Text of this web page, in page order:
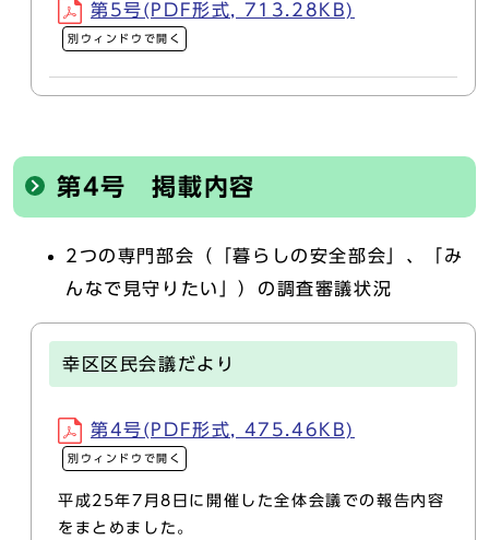
第5号(PDF形式, 713.28KB)
別ウィンドウで開く
第4号 掲載内容
2つの専門部会（「暮らしの安全部会」、「み
んなで見守りたい」）の調査審議状況
幸区区民会議だより
第4号(PDF形式, 475.46KB)
別ウィンドウで開く
平成25年7月8日に開催した全体会議での報告内容
をまとめました。